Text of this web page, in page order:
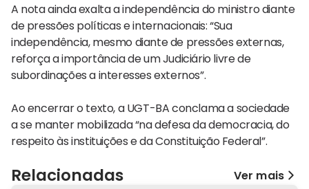
A nota ainda exalta a independência do ministro diante
de pressões políticas e internacionais: “Sua
independência, mesmo diante de pressões externas,
reforça a importância de um Judiciário livre de
subordinações a interesses externos”.
Ao encerrar o texto, a UGT-BA conclama a sociedade
a se manter mobilizada “na defesa da democracia, do
respeito às instituições e da Constituição Federal”.
Relacionadas Ver mais